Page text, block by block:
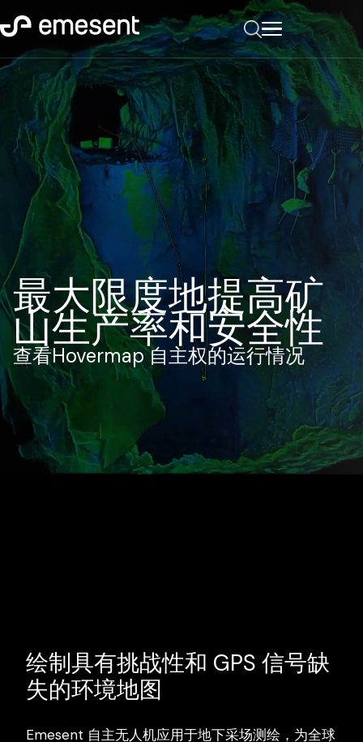
最大限度地提高矿
山生产率和安全性
查看Hovermap 自主权的运行情况
绘制具有挑战性和 GPS 信号缺
失的环境地图
Emesent 自主无人机应用于地下采场测绘，为全球